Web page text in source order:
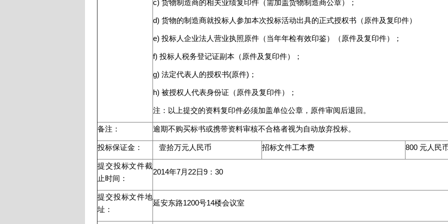
c) 货物制造商的相关业绩复印件（需加盖货物制造商公章）；
d) 货物的制造商就投标人参加本次投标活动出具的正式授权书（原件及复印件）
e) 投标人企业法人营业执照原件（当年年检有效印鉴）（原件及复印件）；
f) 投标人税务登记证副本（原件及复印件）；
g) 法定代表人的授权书(原件)；
h) 被授权人代表身份证（原件及复印件）；
注：以上提交的资料复印件必须加盖单位公章，原件审阅后退回。
备注： 逾期不购买标书或携带资料审核不合格者视为自动放弃投标。
投标保证金： 壹拾万元人民币 招标文件工本费 800 元人民
提交投标文件截
止时间：
2014年7月22日9：30
提交投标文件地
址：
延安东路1200号14楼会议室